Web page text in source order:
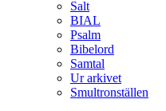
Salt
BIAL
Psalm
Bibelord
Samtal
Ur arkivet
Smultronställen